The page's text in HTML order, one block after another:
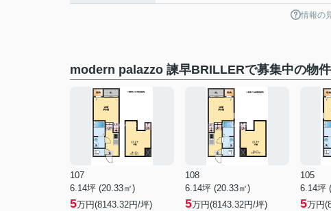
情報の
modern palazzo 諫早BRILLERで募集中の物件
107
6.14坪 (20.33㎡)
5万円(8143.32円/坪)
108
6.14坪 (20.33㎡)
5万円(8143.32円/坪)
105
6.14坪
5万円